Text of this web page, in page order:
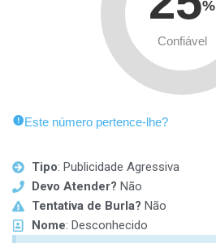
%
Confiável
Este número pertence-lhe?
Tipo: Publicidade Agressiva
Devo Atender? Não
Tentativa de Burla? Não
Nome: Desconhecido